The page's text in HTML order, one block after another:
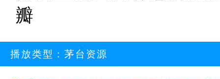
瓣
播放类型： 茅台资源